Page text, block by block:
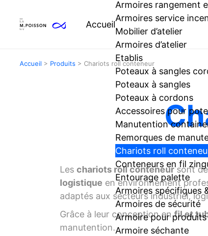
Accueil
Armoires rangement
Armoires service
Mobilier d’atelier
Armoires d’atelier
Etablis
Poteaux à sangles
Poteaux à sangles
Poteaux à cordons
Accessoires pour
Manutention
Remorques de
Chariots roll
Conteneurs en fil
Entourage palette
Armoires spécifiques
Armoires de sécurité
Armoire pour
Armoire séchante
Accueil > Produits > Chariots roll conteneur
Les chariots roll conteneursont
logistique en environnement
adaptés aux secteurs industriel,
Grâce à leur conception enfil et
manutention.